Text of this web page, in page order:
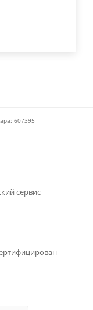
607395
сервис